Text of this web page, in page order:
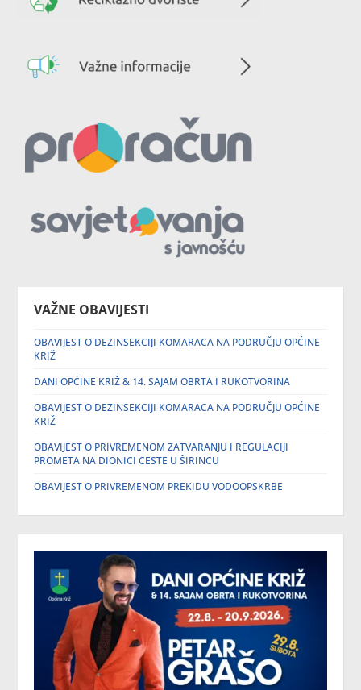
VAŽNE OBAVIJESTI
OBAVIJEST O DEZINSEKCIJI KOMARACA NA PODRUČJU OPĆINE
KRIŽ
DANI OPĆINE KRIŽ & 14. SAJAM OBRTA I RUKOTVORINA
OBAVIJEST O DEZINSEKCIJI KOMARACA NA PODRUČJU OPĆINE
KRIŽ
OBAVIJEST O PRIVREMENOM ZATVARANJU I REGULACIJI
PROMETA NA DIONICI CESTE U ŠIRINCU
OBAVIJEST O PRIVREMENOM PREKIDU VODOOPSKRBE